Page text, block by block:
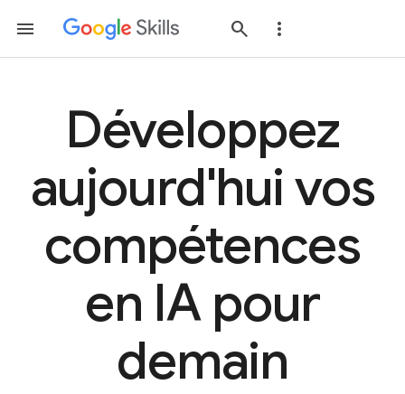
Développez
aujourd'hui vos
compétences
en IA pour
demain